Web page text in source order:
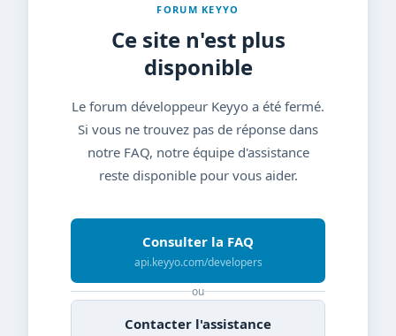
FORUM KEYYO
Ce site n'est plus
disponible
Le forum développeur Keyyo a été fermé.
Si vous ne trouvez pas de réponse dans
notre FAQ, notre équipe d'assistance
reste disponible pour vous aider.
Consulter la FAQ
api.keyyo.com/developers
ou
Contacter l'assistance